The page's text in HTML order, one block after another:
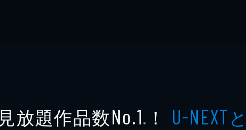
見放題作品数No.1 ※ ！ U-NEXT